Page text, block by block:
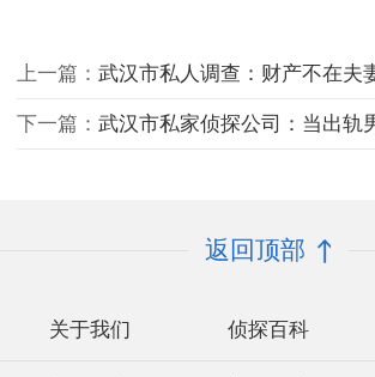
上一篇： 武汉市私人调查：财产不在夫妻名
下一篇： 武汉市私家侦探公司：当出轨男人逼
返回顶部
关于我们 侦探百科